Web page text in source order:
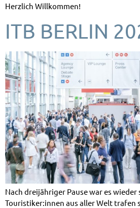
Herzlich Willkommen!
ITB BERLIN
Nach dreijähriger Pause war es wieder
Touristiker:innen aus aller Welt trafen